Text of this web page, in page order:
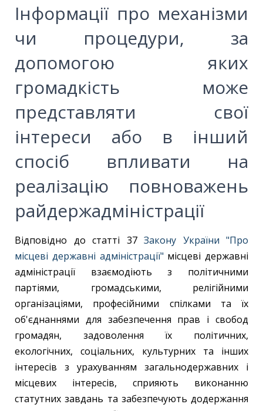
Інформації про механізми
чи процедури, за
допомогою яких
громадкість може
представляти свої
інтереси або в інший
спосіб впливати на
реалізацію повноважень
райдержадміністрації
Відповідно до статті 37 Закону України "Про
місцеві державні адміністрації" місцеві державні
адміністрації взаємодіють з політичними
партіями, громадськими, релігійними
організаціями, професійними спілками та їх
об'єднаннями для забезпечення прав і свобод
громадян, задоволення їх політичних,
екологічних, соціальних, культурних та інших
інтересів з урахуванням загальнодержавних і
місцевих інтересів, сприяють виконанню
статутних завдань та забезпечують додержання